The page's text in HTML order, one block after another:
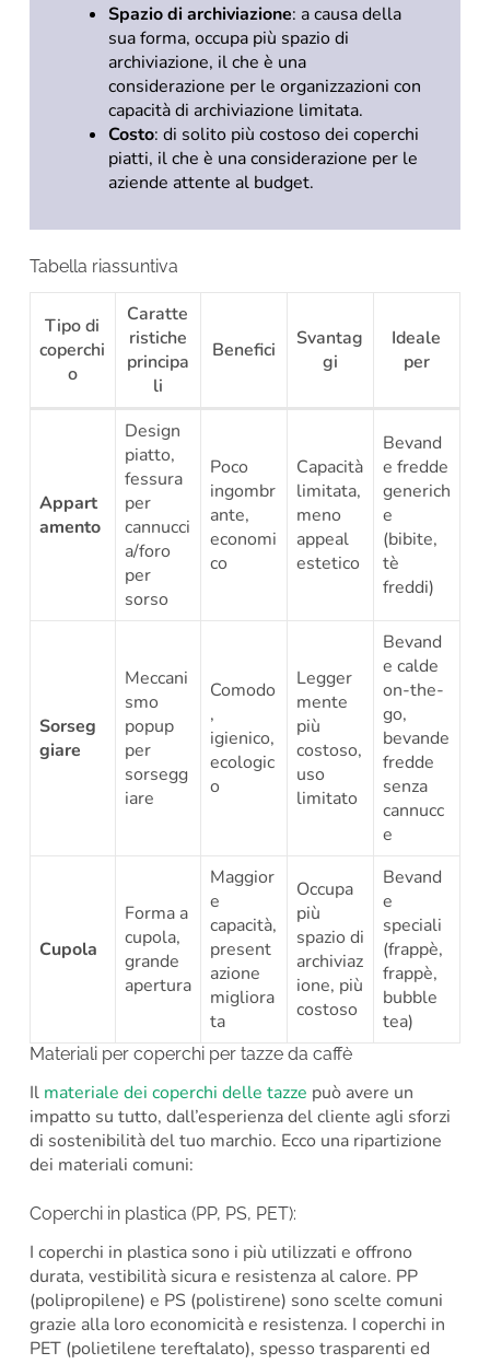
Spazio di archiviazione: a causa della
sua forma, occupa più spazio di
archiviazione, il che è una
considerazione per le organizzazioni con
capacità di archiviazione limitata.
Costo: di solito più costoso dei coperchi
piatti, il che è una considerazione per le
aziende attente al budget.
Tabella riassuntiva
Tipo di
coperchi
o
Caratte
ristiche
principa
li
Benefici
Svantag
gi
Ideale
per
Appart
amento
Design
piatto,
fessura
per
cannucci
a/foro
per
sorso
Poco
ingombr
ante,
economi
co
Capacità
limitata,
meno
appeal
estetico
Bevand
e fredde
generich
e
(bibite,
tè
freddi)
Sorseg
giare
Meccani
smo
popup
per
sorsegg
iare
Comodo
,
igienico,
ecologic
o
Legger
mente
più
costoso,
uso
limitato
Bevand
e calde
on-the-
go,
bevande
fredde
senza
cannucc
e
Cupola
Forma a
cupola,
grande
apertura
Maggior
e
capacità,
present
azione
migliora
ta
Occupa
più
spazio di
archiviaz
ione, più
costoso
Bevand
e
speciali
(frappè,
frappè,
bubble
tea)
Materiali per coperchi per tazze da caffè
Il materiale dei coperchi delle tazze può avere un
impatto su tutto, dall’esperienza del cliente agli sforzi
di sostenibilità del tuo marchio. Ecco una ripartizione
dei materiali comuni:
Coperchi in plastica (PP, PS, PET):
I coperchi in plastica sono i più utilizzati e offrono
durata, vestibilità sicura e resistenza al calore. PP
(polipropilene) e PS (polistirene) sono scelte comuni
grazie alla loro economicità e resistenza. I coperchi in
PET (polietilene tereftalato), spesso trasparenti ed